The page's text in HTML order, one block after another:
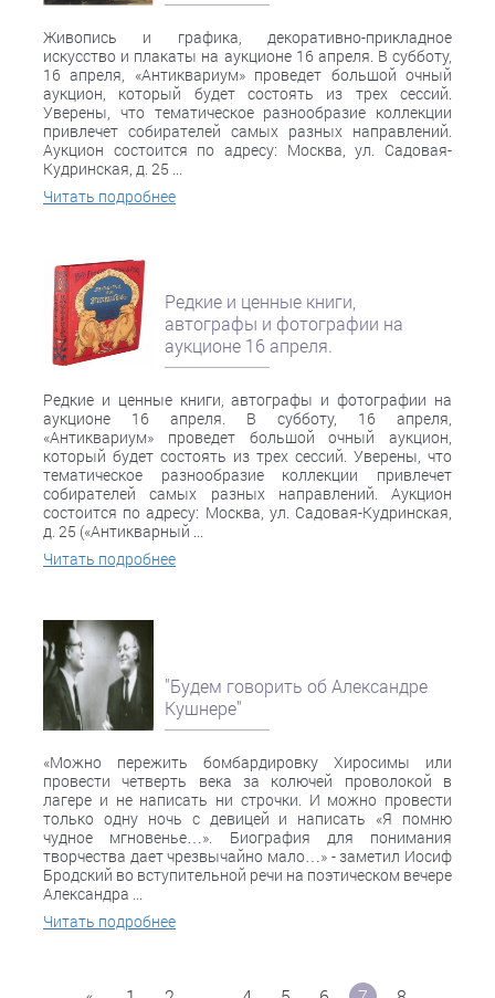
Живопись и графика, декоративно-прикладное
искусство и плакаты на аукционе 16 апреля. В субботу,
16 апреля, «Антиквариум» проведет большой очный
аукцион, который будет состоять из трех сессий.
Уверены, что тематическое разнообразие коллекции
привлечет собирателей самых разных направлений.
Аукцион состоится по адресу: Москва, ул. Садовая-
Кудринская, д. 25 ...
Читать подробнее
Редкие и ценные книги,
автографы и фотографии на
аукционе 16 апреля.
Редкие и ценные книги, автографы и фотографии на
аукционе 16 апреля. В субботу, 16 апреля,
«Антиквариум» проведет большой очный аукцион,
который будет состоять из трех сессий. Уверены, что
тематическое разнообразие коллекции привлечет
собирателей самых разных направлений. Аукцион
состоится по адресу: Москва, ул. Садовая-Кудринская,
д. 25 («Антикварный ...
Читать подробнее
"Будем говорить об Александре
Кушнере"
«Можно пережить бомбардировку Хиросимы или
провести четверть века за колючей проволокой в
лагере и не написать ни строчки. И можно провести
только одну ночь с девицей и написать «Я помню
чудное мгновенье…». Биография для понимания
творчества дает чрезвычайно мало…» - заметил Иосиф
Бродский во вступительной речи на поэтическом вечере
Александра ...
Читать подробнее